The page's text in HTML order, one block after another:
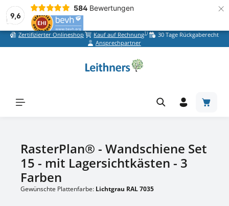
9,6
584 Bewertungen ×
Zum Hauptinhalt springen
Zertifizierter Onlineshop Kauf auf Rechnung1)
30 Tage Rückgaberecht
Ansprechpartner
RasterPlan® - Wandschiene Set
15 - mit Lagersichtkästen - 3
Farben
Gewünschte Plattenfarbe: Lichtgrau RAL 7035